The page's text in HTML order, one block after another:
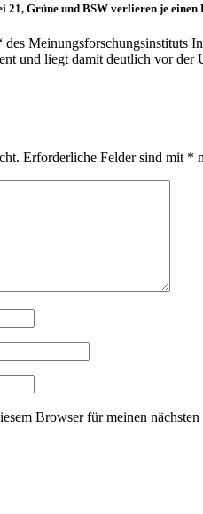
21, Grüne und BSW verlieren je einen
Meinungsforschungsinstituts
und liegt damit deutlich vor
Erforderliche Felder sind mit *
Browser für meinen